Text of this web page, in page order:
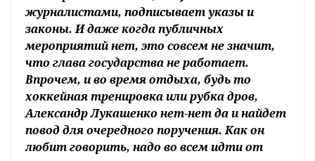
журналистами, подписывает указы и
законы. И даже когда публичных
мероприятий нет, это совсем не значит,
что глава государства не работает.
Впрочем, и во время отдыха, будь то
хоккейная тренировка или рубка дров,
Александр Лукашенко нет-нет да и найдет
повод для очередного поручения. Как он
любит говорить, надо во всем идти от